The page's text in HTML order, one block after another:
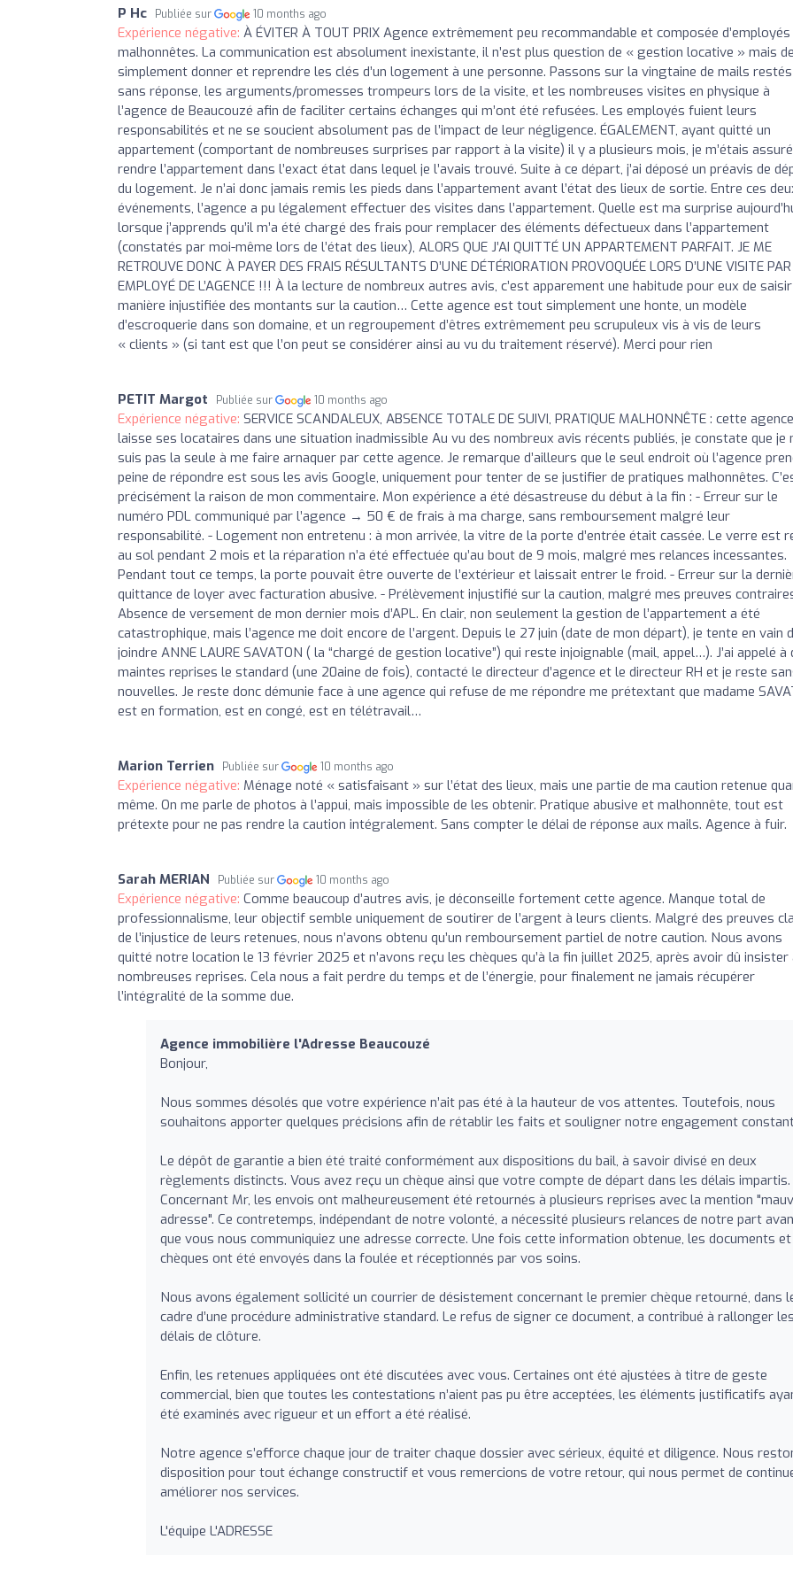
P Hc Publiée sur 10 months ago
Expérience négative: À ÉVITER À TOUT PRIX Agence extrêmement peu recommandable et composée
malhonnêtes. La communication est absolument inexistante, il n’est plus question de « gestion locative » mais
simplement donner et reprendre les clés d’un logement à une personne. Passons sur la vingtaine de mails restés
sans réponse, les arguments/promesses trompeurs lors de la visite, et les nombreuses visites en physique à
l’agence de Beaucouzé afin de faciliter certains échanges qui m’ont été refusées. Les employés fuient leurs
responsabilités et ne se soucient absolument pas de l’impact de leur négligence. ÉGALEMENT, ayant quitté un
appartement (comportant de nombreuses surprises par rapport à la visite) il y a plusieurs mois, je m’étais
rendre l’appartement dans l’exact état dans lequel je l’avais trouvé. Suite à ce départ, j’ai déposé un préavis de
du logement. Je n’ai donc jamais remis les pieds dans l’appartement avant l’état des lieux de sortie. Entre ces
événements, l’agence a pu légalement effectuer des visites dans l’appartement. Quelle est ma surprise
lorsque j’apprends qu’il m’a été chargé des frais pour remplacer des éléments défectueux dans l’appartement
(constatés par moi-même lors de l’état des lieux), ALORS QUE J’AI QUITTÉ UN APPARTEMENT PARFAIT. JE ME
RETROUVE DONC À PAYER DES FRAIS RÉSULTANTS D’UNE DÉTÉRIORATION PROVOQUÉE LORS D’UNE VISITE
EMPLOYÉ DE L’AGENCE !!! À la lecture de nombreux autres avis, c’est apparement une habitude pour eux de
manière injustifiée des montants sur la caution… Cette agence est tout simplement une honte, un modèle
d’escroquerie dans son domaine, et un regroupement d’êtres extrêmement peu scrupuleux vis à vis de leurs
« clients » (si tant est que l’on peut se considérer ainsi au vu du traitement réservé). Merci pour rien
PETIT Margot Publiée sur 10 months ago
Expérience négative: SERVICE SCANDALEUX, ABSENCE TOTALE DE SUIVI, PRATIQUE MALHONNÊTE : cette agence
laisse ses locataires dans une situation inadmissible Au vu des nombreux avis récents publiés, je constate que je
suis pas la seule à me faire arnaquer par cette agence. Je remarque d’ailleurs que le seul endroit où l’agence
peine de répondre est sous les avis Google, uniquement pour tenter de se justifier de pratiques malhonnêtes.
précisément la raison de mon commentaire. Mon expérience a été désastreuse du début à la fin : - Erreur sur le
numéro PDL communiqué par l’agence → 50 € de frais à ma charge, sans remboursement malgré leur
responsabilité. - Logement non entretenu : à mon arrivée, la vitre de la porte d’entrée était cassée. Le verre est
au sol pendant 2 mois et la réparation n’a été effectuée qu’au bout de 9 mois, malgré mes relances incessantes.
Pendant tout ce temps, la porte pouvait être ouverte de l’extérieur et laissait entrer le froid. - Erreur sur la
quittance de loyer avec facturation abusive. - Prélèvement injustifié sur la caution, malgré mes preuves
Absence de versement de mon dernier mois d’APL. En clair, non seulement la gestion de l’appartement a été
catastrophique, mais l’agence me doit encore de l’argent. Depuis le 27 juin (date de mon départ), je tente en vain
joindre ANNE LAURE SAVATON ( la “chargé de gestion locative”) qui reste injoignable (mail, appel…). J’ai appelé à
maintes reprises le standard (une 20aine de fois), contacté le directeur d’agence et le directeur RH et je reste
nouvelles. Je reste donc démunie face à une agence qui refuse de me répondre me prétextant que madame
est en formation, est en congé, est en télétravail…
Marion Terrien Publiée sur 10 months ago
Expérience négative: Ménage noté « satisfaisant » sur l’état des lieux, mais une partie de ma caution retenue
même. On me parle de photos à l’appui, mais impossible de les obtenir. Pratique abusive et malhonnête, tout est
prétexte pour ne pas rendre la caution intégralement. Sans compter le délai de réponse aux mails. Agence à fuir.
Sarah MERIAN Publiée sur 10 months ago
Expérience négative: Comme beaucoup d’autres avis, je déconseille fortement cette agence. Manque total de
professionnalisme, leur objectif semble uniquement de soutirer de l’argent à leurs clients. Malgré des preuves
de l’injustice de leurs retenues, nous n’avons obtenu qu’un remboursement partiel de notre caution. Nous avons
quitté notre location le 13 février 2025 et n’avons reçu les chèques qu’à la fin juillet 2025, après avoir dû insister
nombreuses reprises. Cela nous a fait perdre du temps et de l’énergie, pour finalement ne jamais récupérer
l’intégralité de la somme due.
Agence immobilière l'Adresse Beaucouzé
Bonjour,
Nous sommes désolés que votre expérience n’ait pas été à la hauteur de vos attentes. Toutefois, nous
souhaitons apporter quelques précisions afin de rétablir les faits et souligner notre engagement
Le dépôt de garantie a bien été traité conformément aux dispositions du bail, à savoir divisé en deux
règlements distincts. Vous avez reçu un chèque ainsi que votre compte de départ dans les délais impartis.
Concernant Mr, les envois ont malheureusement été retournés à plusieurs reprises avec la mention
adresse". Ce contretemps, indépendant de notre volonté, a nécessité plusieurs relances de notre part
que vous nous communiquiez une adresse correcte. Une fois cette information obtenue, les documents
chèques ont été envoyés dans la foulée et réceptionnés par vos soins.
Nous avons également sollicité un courrier de désistement concernant le premier chèque retourné, dans
cadre d’une procédure administrative standard. Le refus de signer ce document, a contribué à rallonger
délais de clôture.
Enfin, les retenues appliquées ont été discutées avec vous. Certaines ont été ajustées à titre de geste
commercial, bien que toutes les contestations n’aient pas pu être acceptées, les éléments justificatifs
été examinés avec rigueur et un effort a été réalisé.
Notre agence s’efforce chaque jour de traiter chaque dossier avec sérieux, équité et diligence. Nous
disposition pour tout échange constructif et vous remercions de votre retour, qui nous permet de
améliorer nos services.
L'équipe L'ADRESSE